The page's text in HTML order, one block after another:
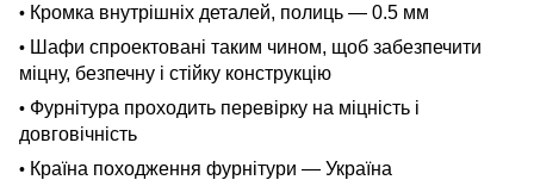
• Кромка внутрішніх деталей, полиць — 0.5 мм
• Шафи спроектовані таким чином, щоб забезпечити
міцну, безпечну і стійку конструкцію
• Фурнітура проходить перевірку на міцність і
довговічність
• Країна походження фурнітури — Україна